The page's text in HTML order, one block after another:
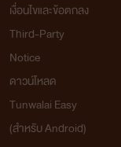
เงื่อนไขและข้อตกลง
Third-Party
Notice
ดาวน์โหลด
Tunwalai Easy
(สำหรับ Android)